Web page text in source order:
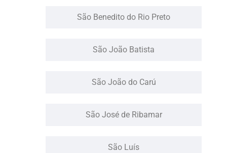
São Benedito do Rio Preto
São João Batista
São João do Carú
São José de Ribamar
São Luís